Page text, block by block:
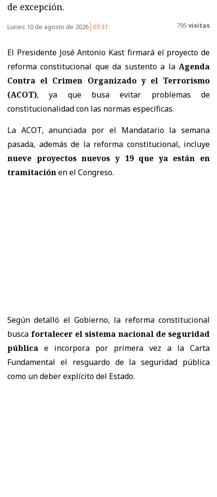
de excepción.
Lunes 10 de agosto de 2026 07:31 795 visitas
El Presidente José Antonio Kast firmará el proyecto de
reforma constitucional que da sustento a la Agenda
Contra el Crimen Organizado y el Terrorismo
(ACOT), ya que busa evitar problemas de
constitucionalidad con las normas específicas.
La ACOT, anunciada por el Mandatario la semana
pasada, además de la reforma constitucional, incluye
nueve proyectos nuevos y 19 que ya están en
tramitaciónen el Congreso.
Según detalló el Gobierno, la reforma constitucional
busca fortalecer el sistema nacional de seguridad
pública e incorpora por primera vez a la Carta
Fundamental el resguardo de la seguridad pública
como un deber explícito del Estado.